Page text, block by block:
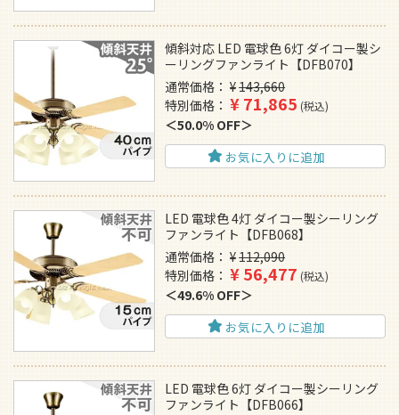
傾斜対応 LED 電球色 6灯 ダイコー製シ
ーリングファンライト【DFB070】
通常価格
¥143,660
特別価格
¥71,865 税込
50.0% OFF
お気に入りに追加
LED 電球色 4灯 ダイコー製シーリング
ファンライト【DFB068】
通常価格
¥112,090
特別価格
¥56,477 税込
49.6% OFF
お気に入りに追加
LED 電球色 6灯 ダイコー製シーリング
ファンライト【DFB066】